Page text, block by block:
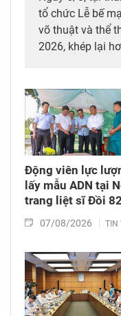
tổ chức Lễ bế
võ thuật và thể
2026, khép lại
nước.
Động viên lực
lấy mẫu ADN tại
trang liệt sĩ Đồi 82​
07/08/2026 TIN